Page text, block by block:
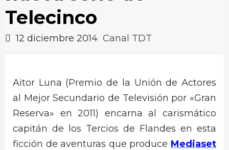
Telecinco
12 diciembre 2014 Canal TDT
Aitor Luna (Premio de la Unión de Actores
al Mejor Secundario de Televisión por «Gran
Reserva» en 2011) encarna al carismático
capitán de los Tercios de Flandes en esta
ficción de aventuras que produce Mediaset